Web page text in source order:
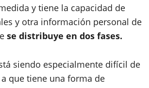
y tiene la capacidad de
y otra información personal de
se distribuye en dos fases.
siendo especialmente difícil de
que tiene una forma de